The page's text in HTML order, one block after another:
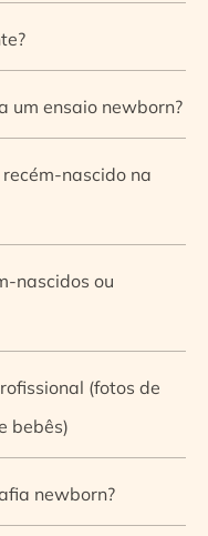
um ensaio newborn?
nascido na
nascidos ou
(fotos de
bebês)
newborn?